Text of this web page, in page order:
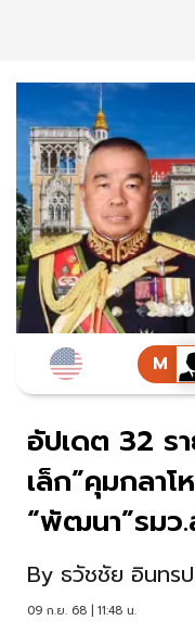
อัปเดต 32 ร
เล็ก”คุมกลาโ
“พัฒนา”รมว
By ธวัชชัย อินทร
09 ก.ย. 68 | 11:48 น.